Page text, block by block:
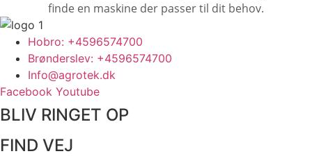
finde en maskine der passer til dit behov.
Hobro: +4596574700
Brønderslev: +4596574700
Info@agrotek.dk
Facebook Youtube
BLIV RINGET OP​
FIND VEJ​